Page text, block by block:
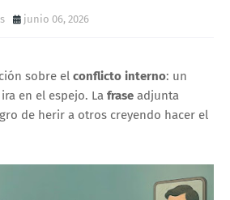
junio 06, 2026
sobre el conflicto interno: un
en el espejo. La frase adjunta
de herir a otros creyendo hacer el